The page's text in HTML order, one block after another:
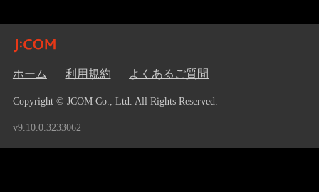
ホーム 利用規約 よくあるご質問
Copyright © JCOM Co., Ltd. All Rights Reserved.
v9.10.0.3233062